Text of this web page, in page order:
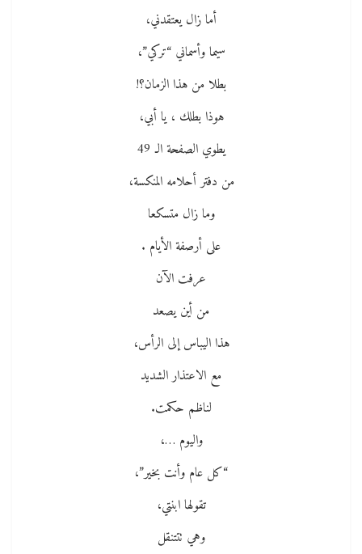
أما زال يعتقدني،
سيما وأسماني “تركي”،
بطلا من هذا الزمان؟!
هوذا بطلك ، يا أبي،
يطوي الصفحة الـ 49
من دفتر أحلامه المنكسة،
وما زال متسكعا
على أرصفة الأيام .
عرفت الآن
من أين يصعد
هذا اليباس إلى الرأس،
مع الاعتذار الشديد
لناظم حكمت.
واليوم …،
“كل عام وأنت بخير”،
تقولها ابنتي،
وهي تتتنقل